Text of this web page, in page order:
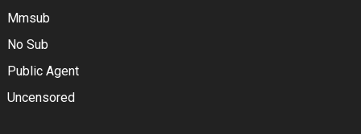
Mmsub
No Sub
Public Agent
Uncensored